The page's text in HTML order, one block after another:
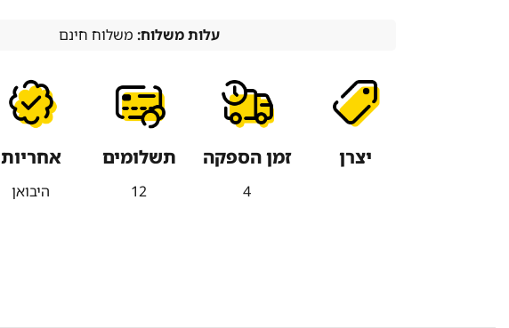
עלות משלוח: משלוח חינם
יצרן זמן הספקה
4
תשלומים
12
אחריות
היבואן